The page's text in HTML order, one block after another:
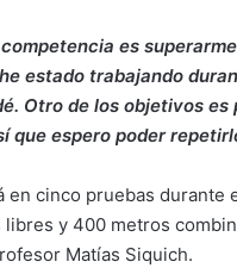
es
estado trabajando
Otro de los objetivos
que espero poder
en cinco pruebas
y 400 metros
Matías Siquich.